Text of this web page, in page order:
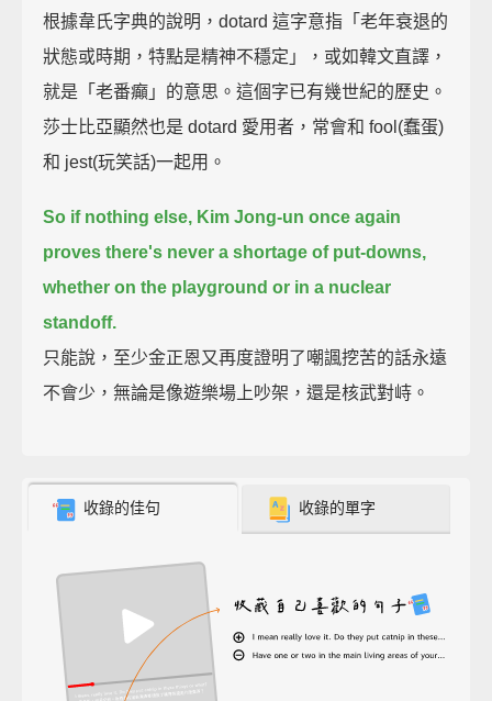
根據韋氏字典的說明，dotard 這字意指「老年衰退的
狀態或時期，特點是精神不穩定」，或如韓文直譯，
就是「老番癲」的意思。這個字已有幾世紀的歷史。
莎士比亞顯然也是 dotard 愛用者，常會和 fool(蠢蛋)
和 jest(玩笑話)一起用。
So if nothing else, Kim Jong-un once again
proves there's never a shortage of put-downs,
whether on the playground or in a nuclear
standoff.
只能說，至少金正恩又再度證明了嘲諷挖苦的話永遠
不會少，無論是像遊樂場上吵架，還是核武對峙。
收錄的佳句 收錄的單字